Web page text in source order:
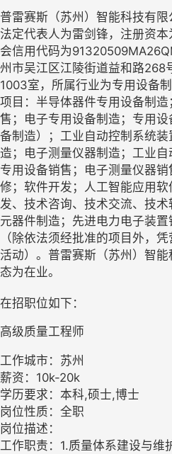
普雷赛斯（苏州）智能科技有
法定代表人为雷剑锋，注册资
会信用代码为
州市吴江区江陵街道益和路268
1003室，所属行业为专用设备
项目：半导体器件专用设备制
售；电子专用设备制造；专用
备制造）；工业自动控制系统
造；电子测量仪器制造；工业
专用设备销售；电子测量仪器
修；软件开发；人工智能应用
发、技术咨询、技术交流、技
元器件制造；先进电力电子装
（除依法须经批准的项目外，
活动）。普雷赛斯（苏州）智
态为在业。
在招职位如下：
高级质量工程师
工作城市：苏州
薪资：10k-20k
学历要求：本科,硕士,博士
岗位性质：全职
岗位描述：
工作职责：1.质量体系建设与维